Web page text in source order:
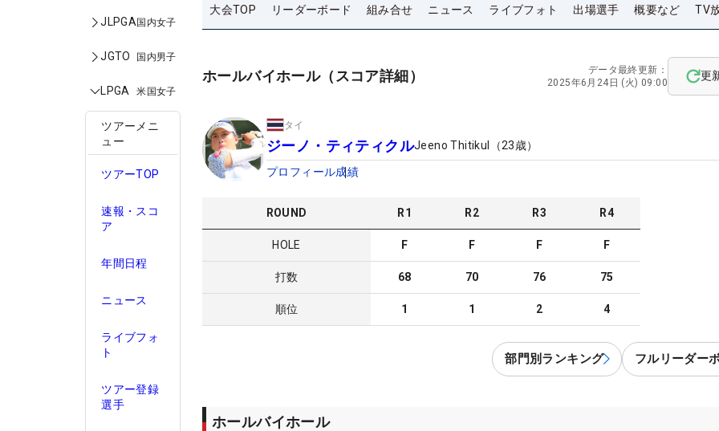
JLPGA国内女子
JGTO 国内男子
LPGA 米国女子
ツアーメニ
ュー
ツアーTOP
速報・スコ
ア
年間日程
ニュース
ライブフォ
ト
ツアー登録
選手
大会TOP リーダーボード 組み合せ ニュース ライブフォト 出場選手 概要など TV
ホールバイホール（スコア詳細）
データ最終更新：
2025年6月24日 (火) 09:00
更
タイ
ジーノ・ティティクルJeeno Thitikul （23歳）
プロフィール成績
ROUND R1 R2 R3 R4
HOLE F F F F
打数 68 70 76 75
順位 1 1 2 4
部門別ランキング フルリーダー
ホールバイホール